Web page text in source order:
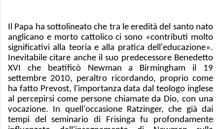
Il Papa ha sottolineato che tra le eredità del santo nato
anglicano e morto cattolico ci sono «contributi molto
significativi alla teoria e alla pratica dell'educazione».
Inevitabile citare anche il suo predecessore Benedetto
XVI che beatificò Newman a Birmingham il 19
settembre 2010, peraltro ricordando, proprio come
ha fatto Prevost, l'importanza data dal teologo inglese
al percepirsi come persone chiamate da Dio, con una
vocazione. In quell'occasione Ratzinger, che già dai
tempi del seminario di Frisinga fu profondamente